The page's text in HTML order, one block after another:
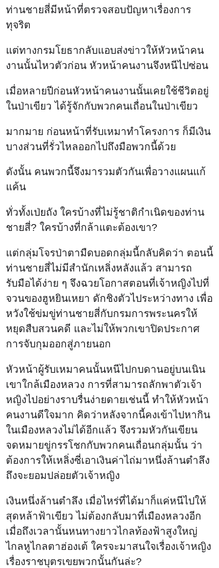
ท่านชายสี่มีหน้าที่ตรวจสอบปัญหาเรื่องการ
ทุจริต
แต่ทางกรมโยธากลับแอบส่งข่าวให้หัวหน้าคน
งานนั้นไหวตัวก่อน หัวหน้าคนงานจึงหนีไปซ่อน